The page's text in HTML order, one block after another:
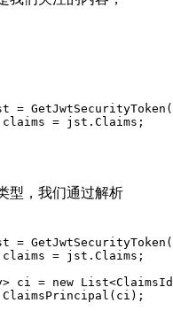
=
= jst.Claims;
型，我们通过解析
=
= jst.Claims;
ci = new